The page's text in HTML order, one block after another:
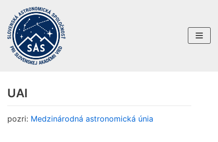
Preskočiť
na
obsah
UAI
pozri: Medzinárodná astronomická únia